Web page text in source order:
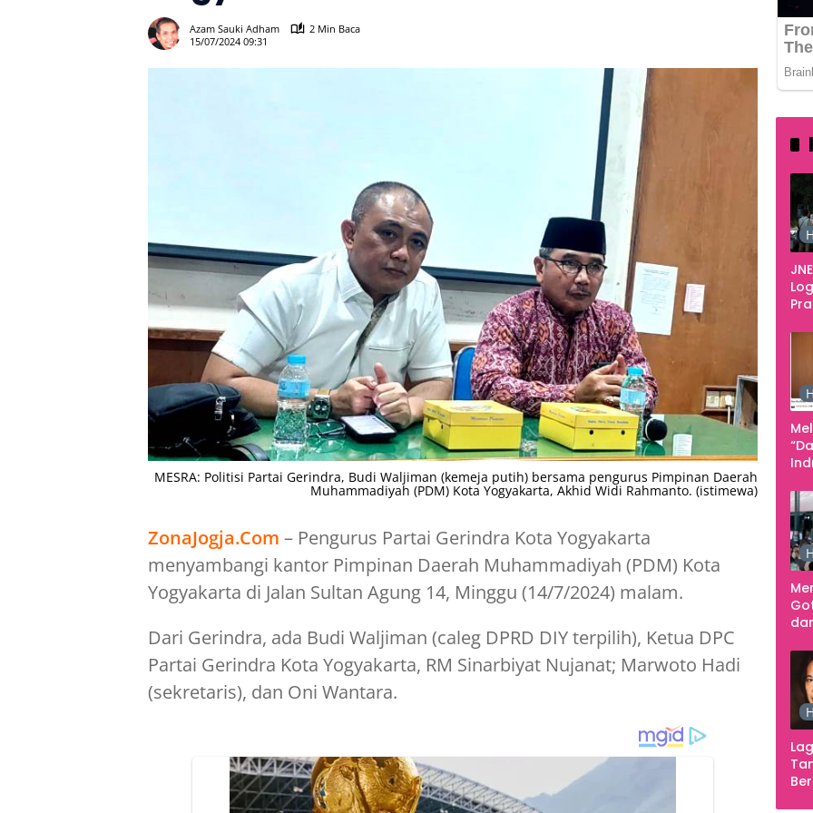
Azam Sauki Adham
2 Min Baca
15/07/2024 09:31
MESRA: Politisi Partai Gerindra, Budi Waljiman (kemeja putih) bersama pengurus Pimpinan Daerah
Muhammadiyah (PDM) Kota Yogyakarta, Akhid Widi Rahmanto. (istimewa)
ZonaJogja.Com – Pengurus Partai Gerindra Kota Yogyakarta
menyambangi kantor Pimpinan Daerah Muhammadiyah (PDM) Kota
Yogyakarta di Jalan Sultan Agung 14, Minggu (14/7/2024) malam.
Dari Gerindra, ada Budi Waljiman (caleg DPRD DIY terpilih), Ketua DPC
Partai Gerindra Kota Yogyakarta, RM Sinarbiyat Nujanat; Marwoto Hadi
(sekretaris), dan Oni Wantara.